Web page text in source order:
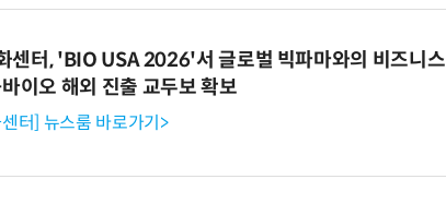
센터, 'BIO USA 2026'서 글로벌 빅파마와의 비즈니스
이오 해외 진출 교두보 확보
터] 뉴스룸 바로가기>